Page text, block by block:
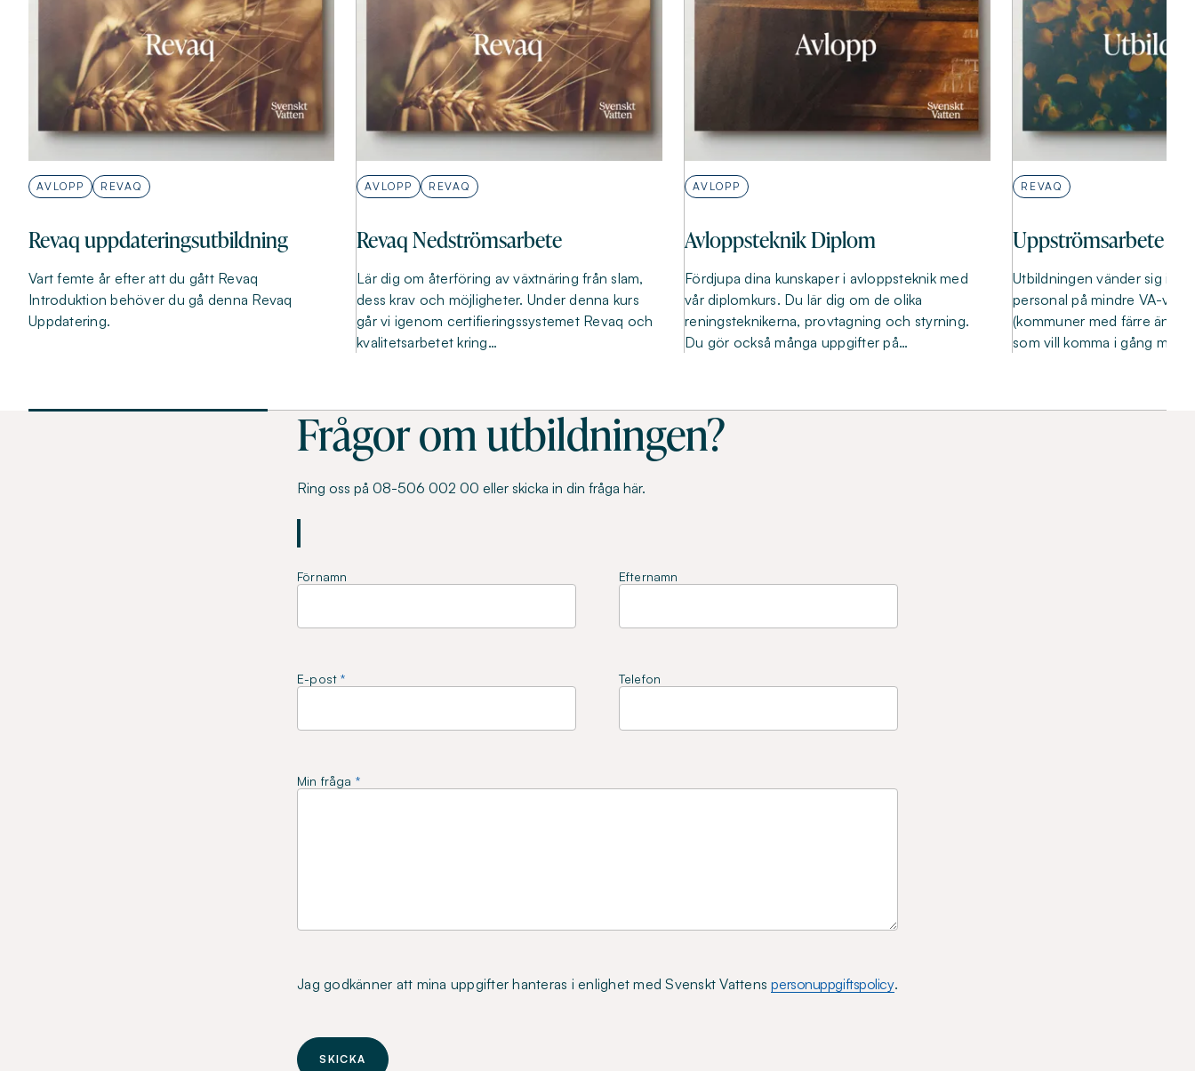
AVLOPP REVAQ
Revaq uppdateringsutbildning
Vart femte år efter att du gått Revaq
Introduktion behöver du gå denna Revaq
Uppdatering.
AVLOPP REVAQ
Revaq Nedströmsarbete
Lär dig om återföring av växtnäring från slam,
dess krav och möjligheter. Under denna kurs
går vi igenom certifieringssystemet Revaq och
kvalitetsarbetet kring…
AVLOPP
Avloppsteknik Diplom
Fördjupa dina kunskaper i avloppsteknik med
vår diplomkurs. Du lär dig om de olika
reningsteknikerna, provtagning och styrning.
Du gör också många uppgifter på…
REVAQ
Uppströmsarbete
Utbildningen vänder sig i
personal på mindre VA-
(kommuner med färre än
som vill komma i gång med
Frågor om utbildningen?
Ring oss på 08-506 002 00 eller skicka in din fråga här.
Förnamn Efternamn
E-post Telefon
Min fråga
Jag godkänner att mina uppgifter hanteras i enlighet med Svenskt Vattenspersonuppgiftspolicy.
SKICKA